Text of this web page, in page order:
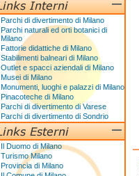
Parchi di divertimento di Milano
Parchi naturali ed orti botanici di
Milano
Fattorie didattiche di Milano
Stabilimenti balneari di Milano
Outlet e spacci aziendali di Milano
Musei di Milano
Monumenti, luoghi e palazzi di Milano
Pinacoteche di Milano
Parchi di divertimento di Varese
Parchi di divertimento di Sondrio
Il Duomo di Milano
Turismo Milano
Provincia di Milano